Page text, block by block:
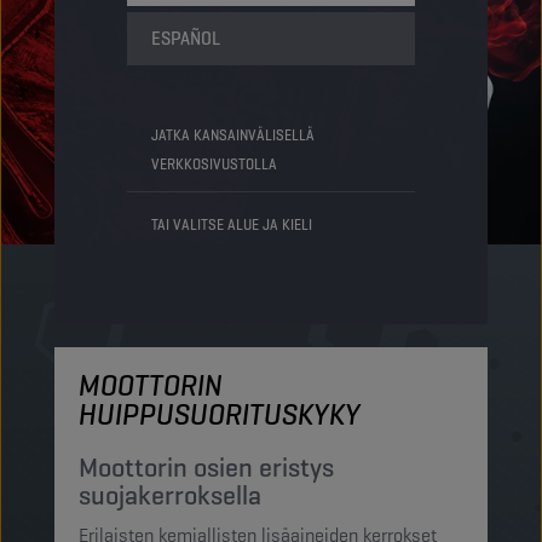
ESPAÑOL
JATKA KANSAINVÄLISELLÄ
VERKKOSIVUSTOLLA
TAI VALITSE ALUE JA KIELI
MOOTTORIN
HUIPPUSUORITUSKYKY
Moottorin osien eristys
suojakerroksella
Erilaisten kemiallisten lisäaineiden kerrokset